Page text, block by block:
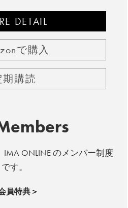
DETAIL
で購入
期購読
IMA ONLINE のメンバー制度
です。
員特典＞